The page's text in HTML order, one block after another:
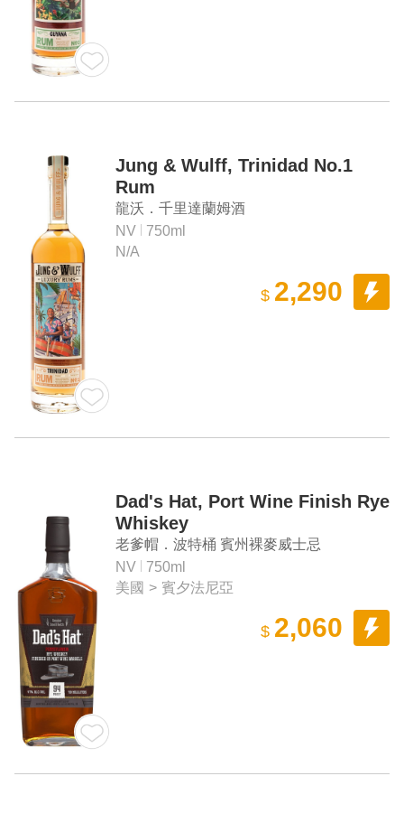
Jung & Wulff, Trinidad No.1
Rum
龍沃．千里達蘭姆酒
NV
750ml
N/A
$ 2,290
Dad's Hat, Port Wine Finish Rye
Whiskey
老爹帽．波特桶 賓州裸麥威士忌
NV
750ml
美國 > 賓夕法尼亞
$ 2,060